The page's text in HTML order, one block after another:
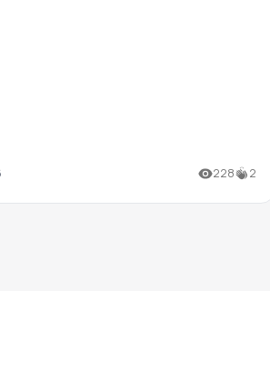
228 2